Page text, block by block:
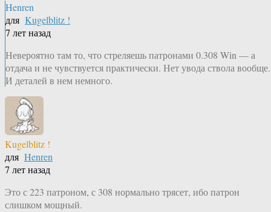
Henren
для Kugelblitz !
7 лет назад
Невероятно там то, что стреляешь патронами 0.308 Win — а
отдача и не чувствуется практически. Нет увода ствола вообще.
И деталей в нем немного.
Kugelblitz !
для Henren
7 лет назад
Это с 223 патроном, с 308 нормально трясет, ибо патрон
слишком мощный.